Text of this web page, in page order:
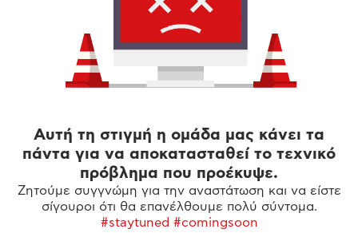
Αυτή τη στιγμή η ομάδα μας κάνει τα
πάντα για να αποκατασταθεί το τεχνικό
πρόβλημα που προέκυψε.
Ζητούμε συγγνώμη για την αναστάτωση και να είστε
σίγουροι ότι θα επανέλθουμε πολύ σύντομα.
#staytuned #comingsoon